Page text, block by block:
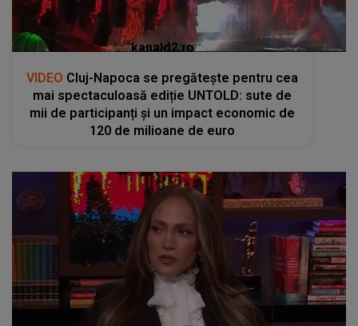
kanald2.ro
VIDEO Cluj-Napoca se pregătește pentru cea
mai spectaculoasă ediție UNTOLD: sute de
mii de participanți și un impact economic de
120 de milioane de euro